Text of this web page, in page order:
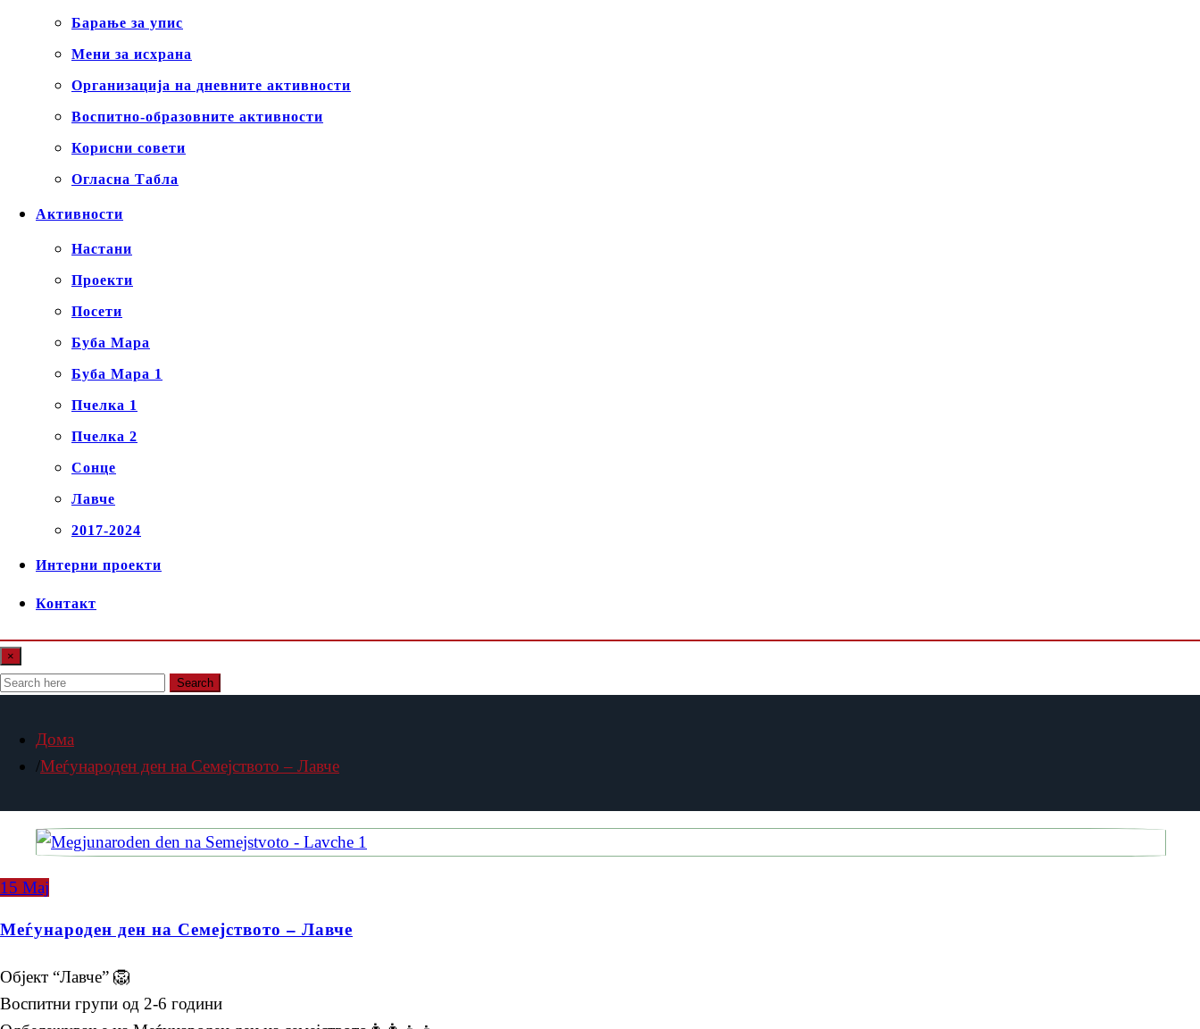
Барање за упис
Мени за исхрана
Организација на дневните активности
Воспитно-образовните активности
Корисни совети
Огласна Табла
Активности
Настани
Проекти
Посети
Буба Мара
Буба Мара 1
Пчелка 1
Пчелка 2
Сонце
Лавче
2017-2024
Интерни проекти
Контакт
×
Search
Дома
Меѓународен ден на Семејството – Лавче
15 Мај
Меѓународен ден на Семејството – Лавче
Објект “Лавче” 🦁
Воспитни групи од 2-6 години